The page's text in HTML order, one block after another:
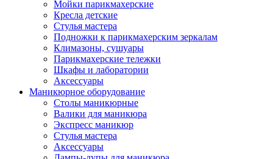
Мойки парикмахерские
Кресла детские
Стулья мастера
Подножки к парикмахерским зеркалам
Климазоны, сушуары
Парикмахерские тележки
Шкафы и лаборатории
Аксессуары
Маникюрное оборудование
Столы маникюрные
Валики для маникюра
Экспресс маникюр
Стулья мастера
Аксессуары